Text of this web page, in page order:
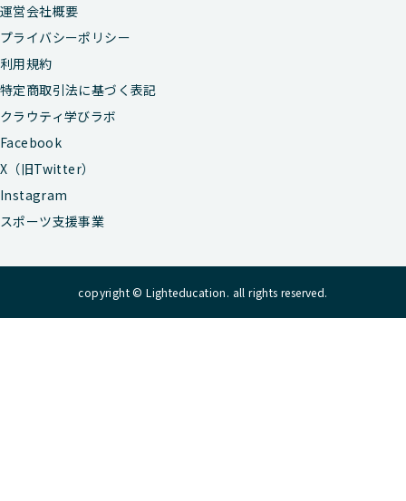
運営会社概要
プライバシーポリシー
利用規約
特定商取引法に基づく表記
クラウティ学びラボ
Facebook
X（旧Twitter）
Instagram
スポーツ支援事業
copyright © Lighteducation. all rights reserved.